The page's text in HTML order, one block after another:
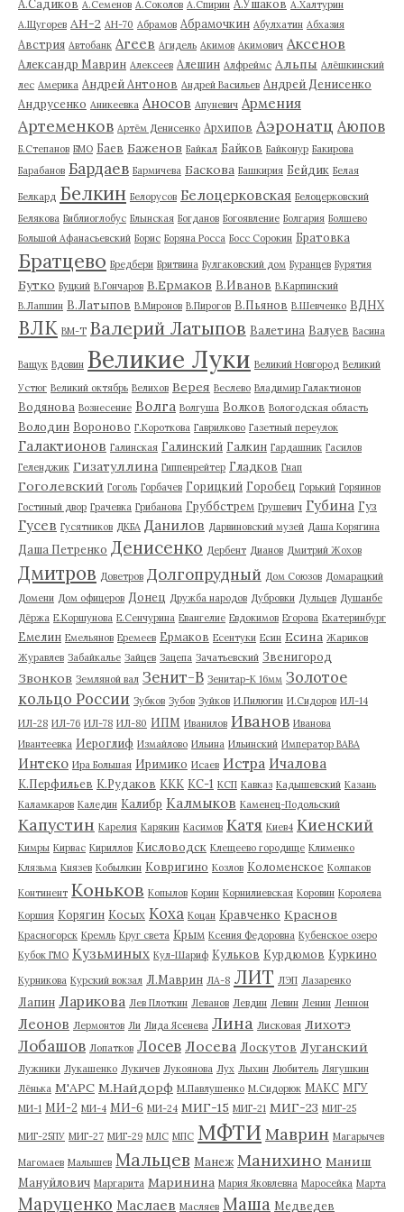
А.Садиков А.Семенов А.Соколов А.Спирин А.Ушаков А.Халтурин
А.Щугорев АН-2 АН-70 Абрамов Абрамочкин Абулхатин Абхазия
Австрия Автобанк Агеев Агидель Акимов Акимович Аксенов
Александр Маврин Алексеев Алешин Алфреймс Альпы Алёшкинский
лес Америка Андрей Антонов Андрей Васильев Андрей Денисенко
Андрусенко Аникеевка Аносов Апуневич Армения
Артеменков Артём Денисенко Архипов Аэронатц Аюпов
Б.Степанов БМО Баев Баженов Байкал Байков Байконур Бакирова
Барабанов Бардаев Бармичева Баскова Башкирия Бейдик Белая
Белкард Белкин Белорусов Белоцерковская Белоцерковский
Белякова Библиоглобус Блынская Богданов Богоявление Болгария Болшево
Большой Афанасьевский Борис Боряна Росса Босс Сорокин Братовка
Братцево Бредбери Бритвина Булгаковский дом Буранцев Бурятия
Бутко Буцкий В.Гончаров В.Ермаков В.Иванов В.Карпинский
В.Лапшин В.Латыпов В.Миронов В.Пирогов В.Пьянов В.Шевченко ВДНХ
ВЛК ВМ-Т Валерий Латыпов Валетина Валуев Васина
Ващук Вдовин Великие Луки Великий Новгород Великий
Устюг Великий октябрь Велихов Верея Веслево Владимир Галактионов
Водянова Вознесение Волга Волгуша Волков Вологодская область
Володин Вороново Г.Короткова Гаврилково Газетный переулок
Галактионов Галинская Галинский Галкин Гардашник Гасилов
Геленджик Гизатуллина Гиппенрейтер Гладков Гнап
Гоголевский Гоголь Горбачев Горицкий Горобец Горький Горяинов
Гостиный двор Грачевка Грибанова Груббстрем Грушевич Губина Гуз
Гусев Гусятников ДКБА Данилов Дарвиновский музей Даша Корягина
Даша Петренко Денисенко Дербент Дианов Дмитрий Жохов
Дмитров Доветров Долгопрудный Дом Союзов Домарацкий
Домени Дом офицеров Донец Дружба народов Дубровки Дульцев Душанбе
Дёржа Е.Коршунова Е.Сенчурина Евангелие Евдокимов Егорова Екатеринбург
Емелин Емельянов Еремеев Ермаков Есентуки Есин Есина Жариков
Журавлев Забайкалье Зайцев Зацепа Зачатьевский Звенигород
Звонков Земляной вал Зенит-В Зенитар-К 16мм Золотое
кольцо России Зубков Зубов Зуйков И.Пилюгин И.Сидоров ИЛ-14
ИЛ-28 ИЛ-76 ИЛ-78 ИЛ-80 ИПМ Иванилов Иванов Иванова
Ивантеевка Иероглиф Измайлово Ильина Ильинский Император ВАВА
Интеко Ира Большая Иримико Исаев Истра Ичалова
К.Перфильев К.Рудаков ККК КС-1 КСП Кавказ Кадышевский Казань
Каламкаров Каледин Калибр Калмыков Каменец-Подольский
Капустин Карелия Карякин Касимов Катя Киев4 Киенский
Кимры Кирвас Кириллов Кисловодск Клещеево городище Клименко
Клязьма Князев Кобылкин Ковригино Козлов Коломенское Колпаков
Континент Коньков Копылов Корин Корнилиевская Коровин Королева
Коршия Корягин Косых Коха Коцан Кравченко Краснов
Красногорск Кремль Круг света Крым Ксения Федоровна Кубенское озеро
Кубок ГМО Кузьминых Кул-Шариф Кульков Курдюмов Куркино
Курникова Курский вокзал Л.Маврин ЛА-8 ЛИТ ЛЭП Лазаренко
Лапин Ларикова Лев Плоткин Леванов Левдин Левин Ленин Леннон
Леонов Лермонтов Ли Лида Ясенева Лина Лисковая Лихотэ
Лобашов Лопатков Лосев Лосева Лоскутов Луганский
Лужники Лукашенко Лукичев Лукоянова Лух Лыхин Любитель Лягушкин
Лёнька М'АРС М.Найдорф М.Павлушенко М.Сидорюк МАКС МГУ
МИ-1 МИ-2 МИ-4 МИ-6 МИ-24 МИГ-15 МИГ-21 МИГ-23 МИГ-25
МИГ-25ПУ МИГ-27 МИГ-29 МЛС МПС МФТИ Маврин Магарычев
Магомаев Малышев Мальцев Манеж Манихино Маниш
Мануйлович Маргарита Маринина Мария Яковлевна Маросейка Марта
Маруценко Маслаев Масляев Маша Медведев